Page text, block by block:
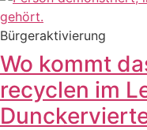
Bürgeraktivierung
Wo kommt
recyclen im